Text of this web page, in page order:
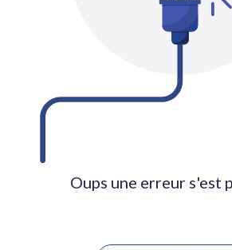
Oups une erreur s'est